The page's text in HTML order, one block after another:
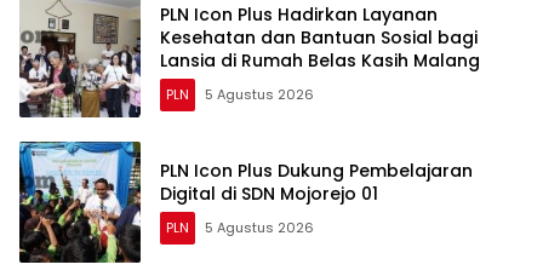
PLN Icon Plus Hadirkan Layanan
Kesehatan dan Bantuan Sosial bagi
Lansia di Rumah Belas Kasih Malang
PLN 5 Agustus 2026
PLN Icon Plus Dukung Pembelajaran
Digital di SDN Mojorejo 01
PLN 5 Agustus 2026